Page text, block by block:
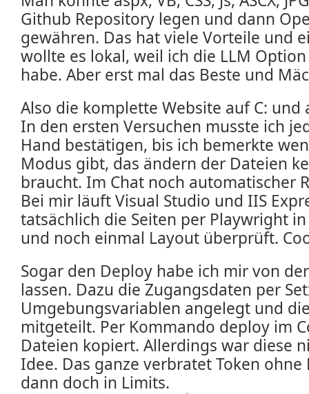
Github Repository legen und dann
gewähren. Das hat viele Vorteile und
wollte es lokal, weil ich die LLM
habe. Aber erst mal das Beste und
Also die komplette Website auf C: und
In den ersten Versuchen musste ich
Hand bestätigen, bis ich bemerkte
Modus gibt, das ändern der Dateien
braucht. Im Chat noch automatischer
Bei mir läuft Visual Studio und IIS
tatsächlich die Seiten per Playwright
und noch einmal Layout überprüft.
Sogar den Deploy habe ich mir von
lassen. Dazu die Zugangsdaten per
Umgebungsvariablen angelegt und
mitgeteilt. Per Kommando deploy im
Dateien kopiert. Allerdings war diese
Idee. Das ganze verbratet Token
dann doch in Limits.